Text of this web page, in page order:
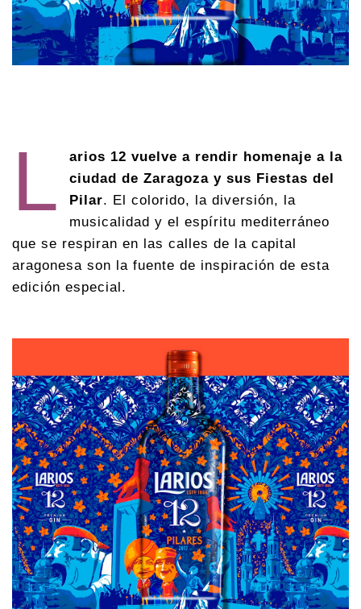
L
arios 12 vuelve a rendir homenaje a la
ciudad de Zaragoza y sus Fiestas del
Pilar. El colorido, la diversión, la
musicalidad y el espíritu mediterráneo
que se respiran en las calles de la capital
aragonesa son la fuente de inspiración de esta
edición especial.